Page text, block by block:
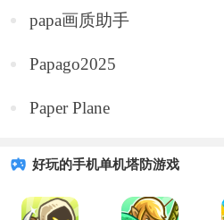
papa画质助手
Papago2025
Paper Plane
好玩的手机单机塔防游戏